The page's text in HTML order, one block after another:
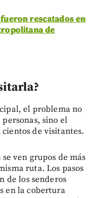
rescatados en
de
el problema no
sino el
de visitantes.
ven grupos de más
ruta. Los pasos
de los senderos
en la cobertura